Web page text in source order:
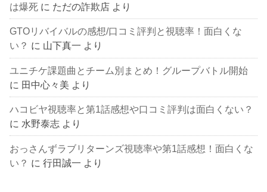
は爆死 に ただの詐欺店 より
GTOリバイバルの感想/口コミ評判と視聴率！面白くな
い？ に 山下真一 より
ユニチケ課題曲とチーム別まとめ！グループバトル開始
に 田中心々美 より
ハコビヤ視聴率と第1話感想や口コミ評判は面白くない？
に 水野泰志 より
おっさんずラブリターンズ視聴率や第1話感想！面白くな
い？ に行田誠一 より